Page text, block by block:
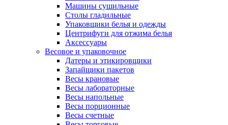
Машины сушильные
Столы гладильные
Упаковщики белья и одежды
Центрифуги для отжима белья
Аксессуары
Весовое и упаковочное
Датеры и этикировщики
Запайщики пакетов
Весы крановые
Весы лабораторные
Весы напольные
Весы порционные
Весы счетные